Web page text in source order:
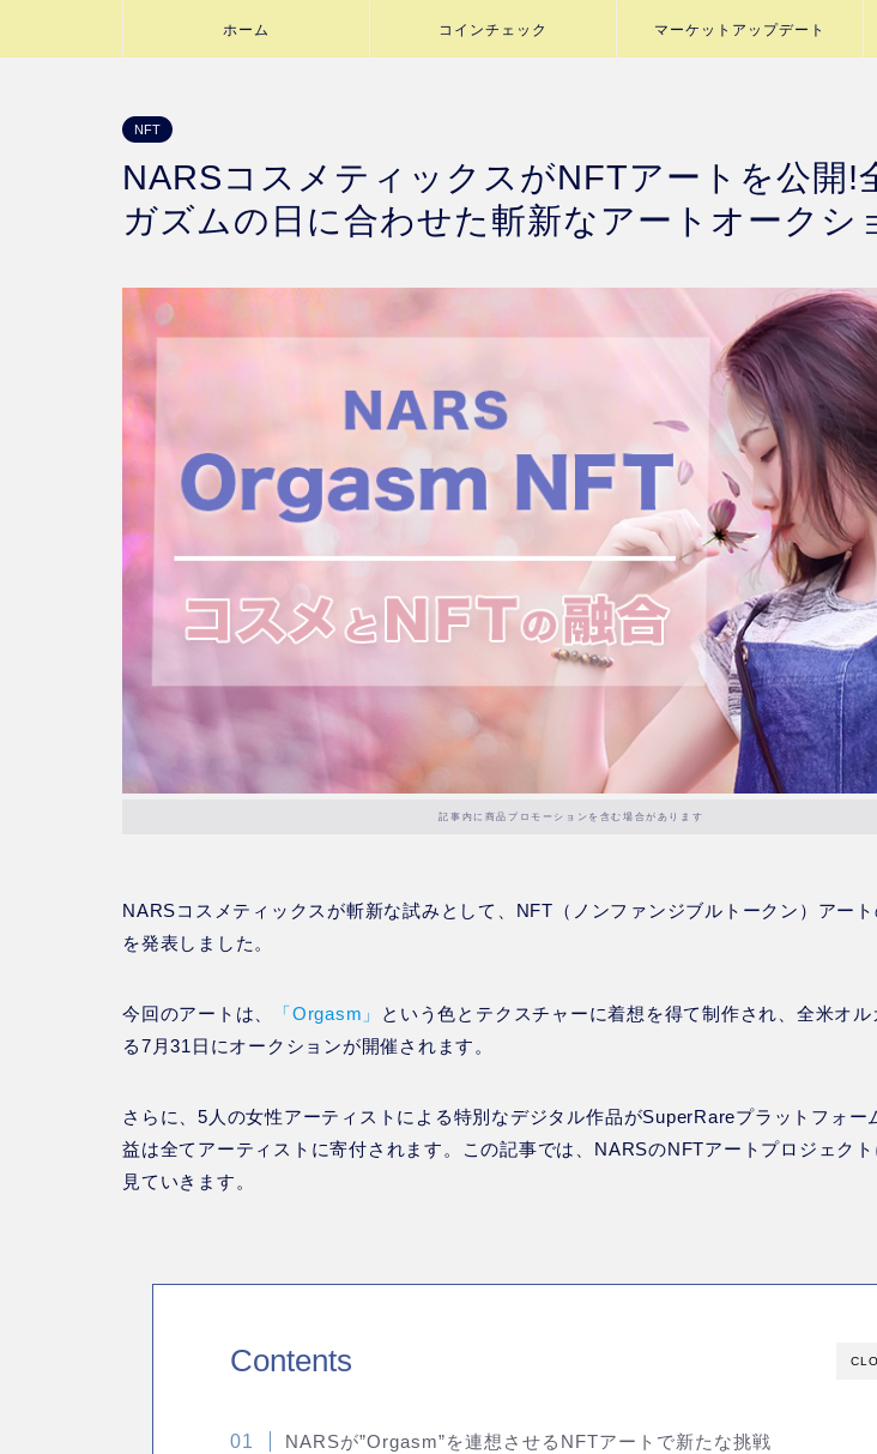
ホーム コインチェック マーケットアップデート
NFT
NARSコスメティックスがNFTアートを公開!
ガズムの日に合わせた斬新なアートオークシ
記事内に商品プロモーションを含む場合があります
NARSコスメティックスが斬新な試みとして、NFT（ノンファンジブルトークン）アー
を発表しました。
今回のアートは、 「Orgasm」
という色とテクスチャーに着想を得て制作され、全米オ
る7月31日にオークションが開催されます。
さらに、5人の女性アーティストによる特別なデジタル作品がSuperRareプラットフォー
益は全てアーティストに寄付されます。この記事では、 NARSのNFTアートプロジェクト
見ていきます。
Contents
NARSが”Orgasm”を連想させるNFTアートで新たな挑戦